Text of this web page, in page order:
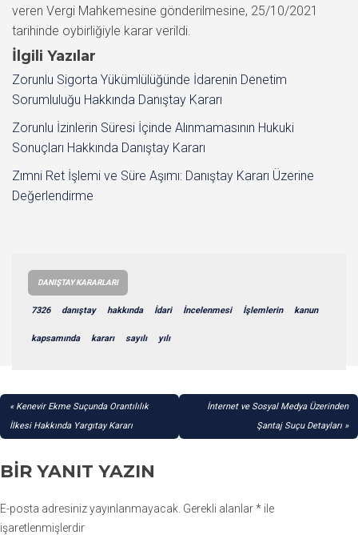
veren Vergi Mahkemesine gönderilmesine, 25/10/2021
tarihinde oybirliğiyle karar verildi.
İlgili Yazılar
Zorunlu Sigorta Yükümlülüğünde İdarenin Denetim
Sorumluluğu Hakkında Danıştay Kararı
Zorunlu İzinlerin Süresi İçinde Alınmamasının Hukuki
Sonuçları Hakkında Danıştay Kararı
Zımni Ret İşlemi ve Süre Aşımı: Danıştay Kararı Üzerine
Değerlendirme
DANIŞTAY KARARLARI
7326 danıştay hakkında İdari İncelenmesi İşlemlerin kanun
kapsamında kararı sayılı yılı
YAZI
GEZINMESI
Kenevir Ekme Suçunda Orantılılık
İlkesi Hakkında Yargıtay Kararı
İnternet ve Sosyal Medya Üzerinden
Şantaj Suçu Detayları
BIR YANIT YAZIN
E-posta adresiniz yayınlanmayacak. Gerekli alanlar* ile
işaretlenmişlerdir